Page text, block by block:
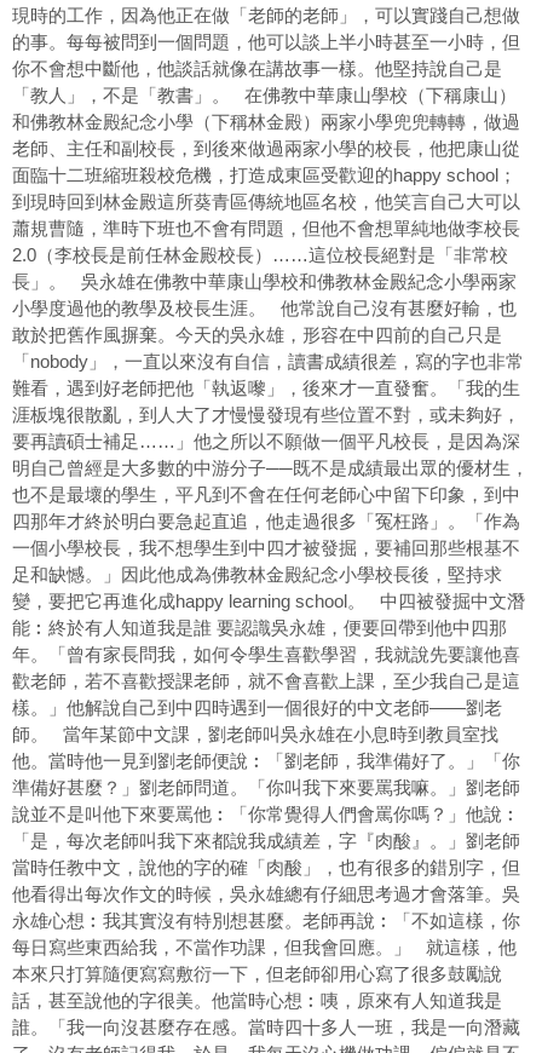
現時的工作，因為他正在做「老師的老師」，可以實踐自己想做
的事。每每被問到一個問題，他可以談上半小時甚至一小時，但
你不會想中斷他，他談話就像在講故事一樣。他堅持說自己是
「教人」，不是「教書」。 在佛教中華康山學校（下稱康山）
和佛教林金殿紀念小學（下稱林金殿）兩家小學兜兜轉轉，做過
老師、主任和副校長，到後來做過兩家小學的校長，他把康山從
面臨十二班縮班殺校危機，打造成東區受歡迎的happy school；
到現時回到林金殿這所葵青區傳統地區名校，他笑言自己大可以
蕭規曹隨，準時下班也不會有問題，但他不會想單純地做李校長
2.0（李校長是前任林金殿校長）……這位校長絕對是「非常校
長」。 吳永雄在佛教中華康山學校和佛教林金殿紀念小學兩家
小學度過他的教學及校長生涯。 他常說自己沒有甚麼好輸，也
敢於把舊作風摒棄。今天的吳永雄，形容在中四前的自己只是
「nobody」，一直以來沒有自信，讀書成績很差，寫的字也非常
難看，遇到好老師把他「執返嚟」，後來才一直發奮。「我的生
涯板塊很散亂，到人大了才慢慢發現有些位置不對，或未夠好，
要再讀碩士補足……」他之所以不願做一個平凡校長，是因為深
明自己曾經是大多數的中游分子──既不是成績最出眾的優材生，
也不是最壞的學生，平凡到不會在任何老師心中留下印象，到中
四那年才終於明白要急起直追，他走過很多「冤枉路」。「作為
一個小學校長，我不想學生到中四才被發掘，要補回那些根基不
足和缺憾。」因此他成為佛教林金殿紀念小學校長後，堅持求
變，要把它再進化成happy learning school。 中四被發掘中文潛
能︰終於有人知道我是誰 要認識吳永雄，便要回帶到他中四那
年。「曾有家長問我，如何令學生喜歡學習，我就說先要讓他喜
歡老師，若不喜歡授課老師，就不會喜歡上課，至少我自己是這
樣。」他解說自己到中四時遇到一個很好的中文老師——劉老
師。 當年某節中文課，劉老師叫吳永雄在小息時到教員室找
他。當時他一見到劉老師便說︰「劉老師，我準備好了。」「你
準備好甚麼？」劉老師問道。「你叫我下來要罵我嘛。」劉老師
說並不是叫他下來要罵他︰「你常覺得人們會罵你嗎？」他說︰
「是，每次老師叫我下來都說我成績差，字『肉酸』。」劉老師
當時任教中文，說他的字的確「肉酸」，也有很多的錯別字，但
他看得出每次作文的時候，吳永雄總有仔細思考過才會落筆。吳
永雄心想︰我其實沒有特別想甚麼。老師再說︰「不如這樣，你
每日寫些東西給我，不當作功課，但我會回應。」 就這樣，他
本來只打算隨便寫寫敷衍一下，但老師卻用心寫了很多鼓勵說
話，甚至說他的字很美。他當時心想︰咦，原來有人知道我是
誰。「我一向沒甚麼存在感。當時四十多人一班，我是一向潛藏